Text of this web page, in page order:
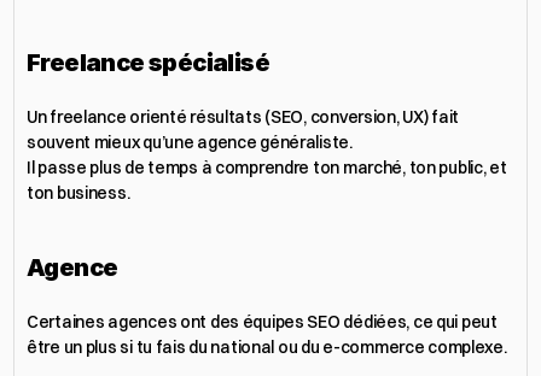
Freelance spécialisé
Un freelance orienté résultats (SEO, conversion, UX) fait
souvent mieux qu’une agence généraliste.
Il passe plus de temps à comprendre ton marché, ton public, et
ton business.
Agence
Certaines agences ont des équipes SEO dédiées, ce qui peut
être un plus si tu fais du national ou du e-commerce complexe.